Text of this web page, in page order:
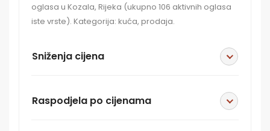
oglasa u Kozala, Rijeka (ukupno 106 aktivnih oglasa
iste vrste). Kategorija: kuća, prodaja.
Sniženja cijena
Raspodjela po cijenama